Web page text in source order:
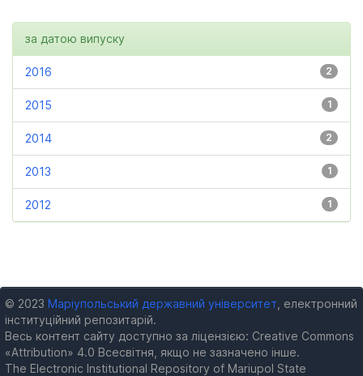
за датою випуску
2
2016
1
2015
2
2014
1
2013
1
2012
© 2023 Маріупольський державний університет , електронний
інституційний репозитарій.
Весь контент сайту доступно за ліцензією: Creative Commons
«Attribution» 4.0 Всесвітня, якщо не зазначено інше.
The Electronic Institutional Repository of Mariupol State